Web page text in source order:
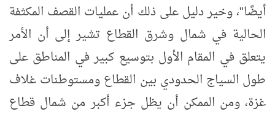
أيضًا"، وخير دليل على ذلك أن عمليات القصف المكثفة
الحالية في شمال وشرق القطاع تشير إلى أن الأمر
يتعلق في المقام الأول بتوسيع كبير في المناطق على
طول السياج الحدودي بين القطاع ومستوطنات غلاف
غزة، ومن الممكن أن يظل جزء أكبر من شمال قطاع